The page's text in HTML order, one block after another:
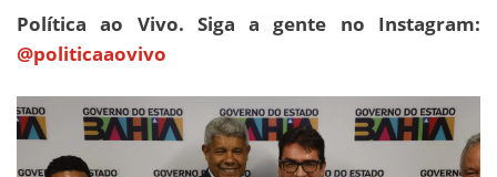
Política ao Vivo. Siga a gente no Instagram:
@politicaaovivo